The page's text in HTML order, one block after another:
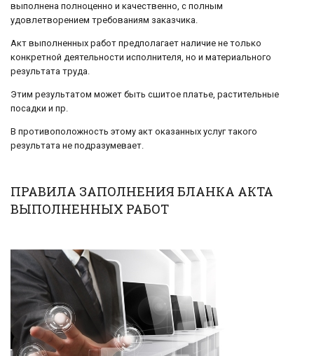
выполнена полноценно и качественно, с полным
удовлетворением требованиям заказчика.
Акт выполненных работ предполагает наличие не только
конкретной деятельности исполнителя, но и материального
результата труда.
Этим результатом может быть сшитое платье, растительные
посадки и пр.
В противоположность этому акт оказанных услуг такого
результата не подразумевает.
ПРАВИЛА ЗАПОЛНЕНИЯ БЛАНКА АКТА
ВЫПОЛНЕННЫХ РАБОТ